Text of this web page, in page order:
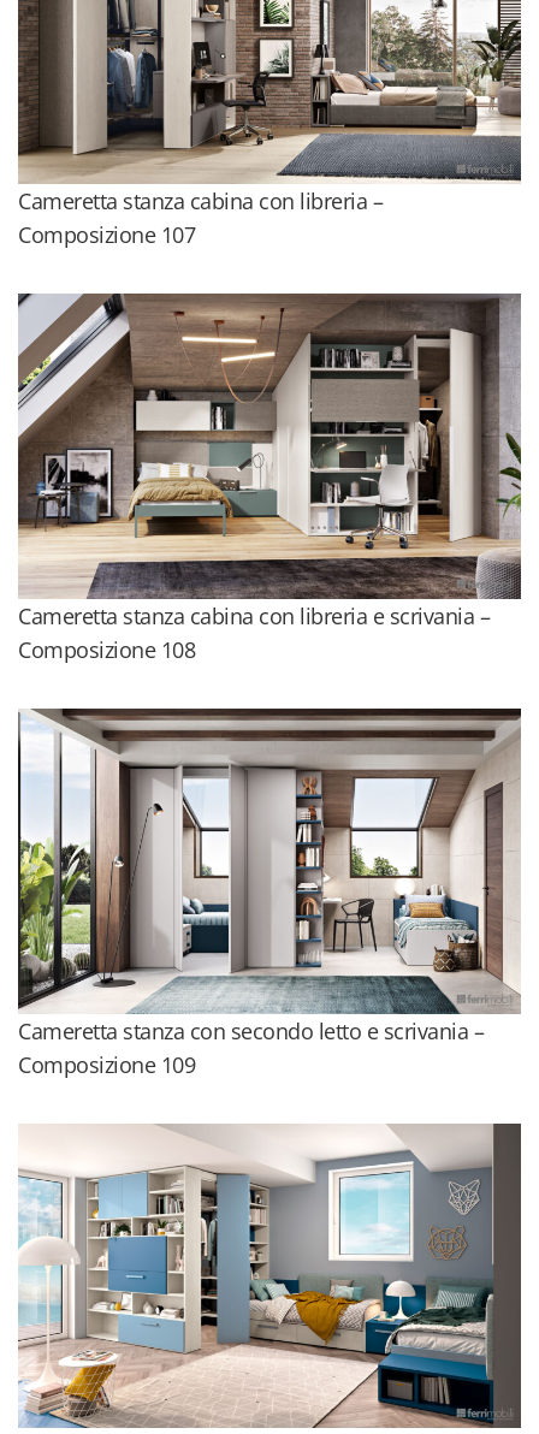
Cameretta stanza cabina con libreria –
Composizione 107
Cameretta stanza cabina con libreria e scrivania –
Composizione 108
Cameretta stanza con secondo letto e scrivania –
Composizione 109